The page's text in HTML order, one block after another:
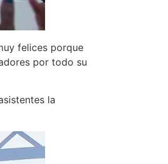
felices porque
por todo su
la